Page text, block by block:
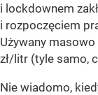
i lockdownem
i rozpoczęciem
Używany
zł/litr (tyle samo,
Nie wiadomo,